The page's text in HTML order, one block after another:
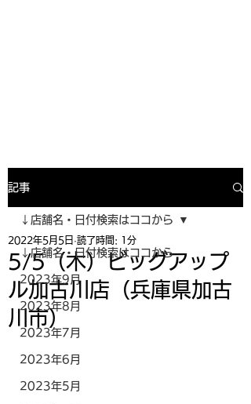
記事
↓店舗名・日付検索はココから
2023年9月
2023年8月
2023年7月
2023年6月
2023年5月
↓店舗名・日付検索はココから
5/5（木）ビッグアップ
ル加古川店（兵庫県加古
川市）
2022年5月5日 読了時間: 1分